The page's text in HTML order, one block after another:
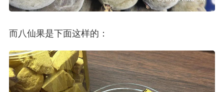
而八仙果是下面这样的：